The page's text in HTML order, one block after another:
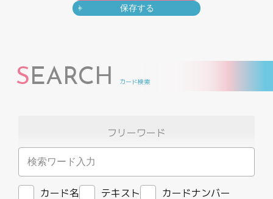
保存する
SEARCH カード検索
フリーワード
カード名 テキスト
カードナンバー